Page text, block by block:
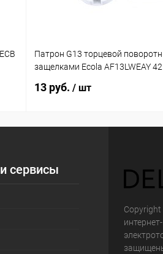
Патрон G13 торцевой
защелками Ecola AF13LWEAY
13 руб. / шт
сервисы